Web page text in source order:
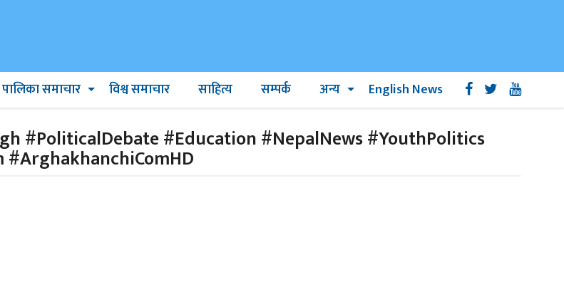
पालिका समाचार विश्व समाचार साहित्य सम्पर्क अन्य English News
#PoliticalDebate #Education #NepalNews #YouthPolitics